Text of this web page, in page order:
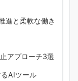
進と柔軟な働き
アプローチ3選
AIツール